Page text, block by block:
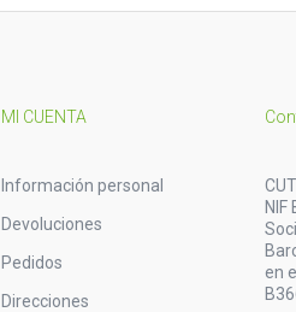
MI CUENTA
Información personal
Devoluciones
Pedidos
Direcciones
en